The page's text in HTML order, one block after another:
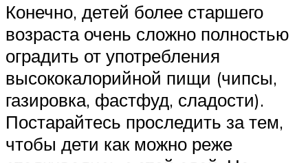
Конечно, детей более старшего
возраста очень сложно полностью
оградить от употребления
высококалорийной пищи (чипсы,
газировка, фастфуд, сладости).
Постарайтесь проследить за тем,
чтобы дети как можно реже